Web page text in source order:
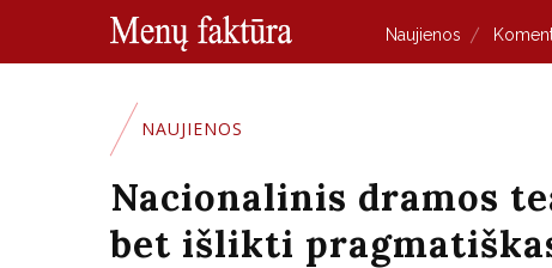
Naujienos
NAUJIENOS
Nacionalinis dramos
bet išlikti